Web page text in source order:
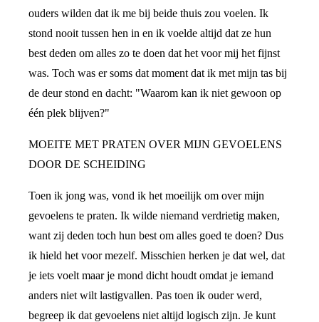
ouders wilden dat ik me bij beide thuis zou voelen. Ik
stond nooit tussen hen in en ik voelde altijd dat ze hun
best deden om alles zo te doen dat het voor mij het fijnst
was. Toch was er soms dat moment dat ik met mijn tas bij
de deur stond en dacht: "Waarom kan ik niet gewoon op
één plek blijven?"
MOEITE MET PRATEN OVER MIJN GEVOELENS
DOOR DE SCHEIDING
Toen ik jong was, vond ik het moeilijk om over mijn
gevoelens te praten. Ik wilde niemand verdrietig maken,
want zij deden toch hun best om alles goed te doen? Dus
ik hield het voor mezelf. Misschien herken je dat wel, dat
je iets voelt maar je mond dicht houdt omdat je iemand
anders niet wilt lastigvallen. Pas toen ik ouder werd,
begreep ik dat gevoelens niet altijd logisch zijn. Je kunt